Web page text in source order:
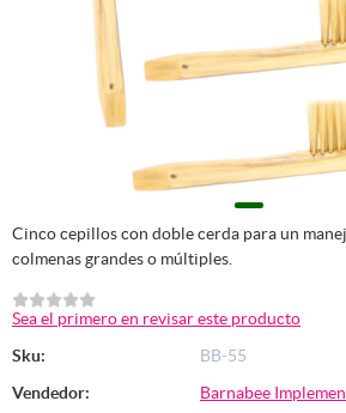
Cinco cepillos con doble cerda para un
colmenas grandes o múltiples.
Sea el primero en revisar este producto
Sku:
BB-55
Vendedor:
Barnabee